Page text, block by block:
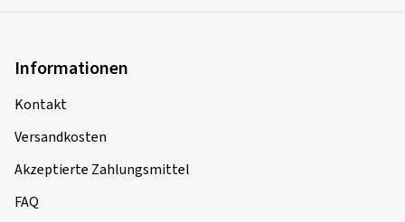
Informationen
Kontakt
Versandkosten
Akzeptierte Zahlungsmittel
FAQ